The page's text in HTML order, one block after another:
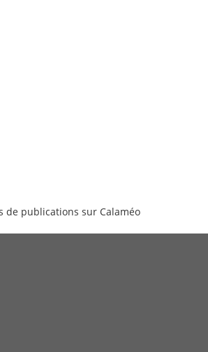
de publications sur Calaméo